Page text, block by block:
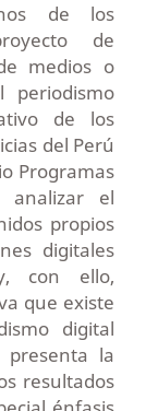
de los
de
medios o
periodismo
de los
del Perú
Programas
analizar el
propios
digitales
con ello,
que existe
digital
presenta la
resultados